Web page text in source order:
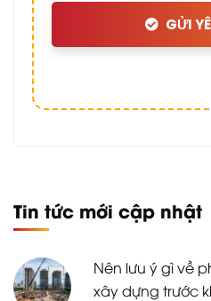
GỬI
Tin tức mới cập nhật
Nên lưu ý gì về
xây dựng trước